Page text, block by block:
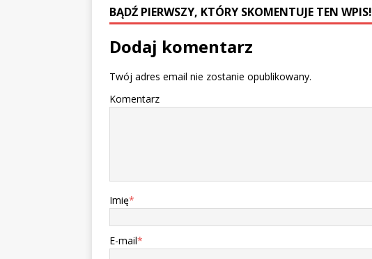
BĄDŹ PIERWSZY, KTÓRY SKOMENTUJE TEN WPIS!
Dodaj komentarz
Twój adres email nie zostanie opublikowany.
Komentarz
Imię*
E-mail*